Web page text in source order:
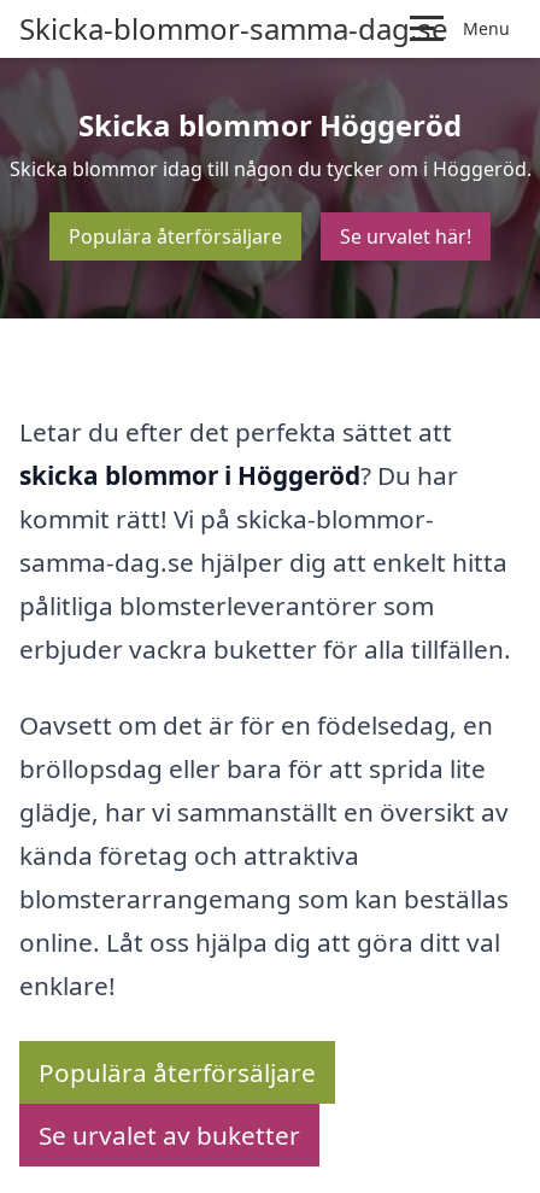
Skicka-blommor-samma-dag.se Menu
Skicka blommor Höggeröd
Skicka blommor idag till någon du tycker om i Höggeröd.
Populära återförsäljare Se urvalet här!
Letar du efter det perfekta sättet att
skicka blommor i Höggeröd? Du har
kommit rätt! Vi på skicka-blommor-
samma-dag.se hjälper dig att enkelt hitta
pålitliga blomsterleverantörer som
erbjuder vackra buketter för alla tillfällen.
Oavsett om det är för en födelsedag, en
bröllopsdag eller bara för att sprida lite
glädje, har vi sammanställt en översikt av
kända företag och attraktiva
blomsterarrangemang som kan beställas
online. Låt oss hjälpa dig att göra ditt val
enklare!
Populära återförsäljare
Se urvalet av buketter